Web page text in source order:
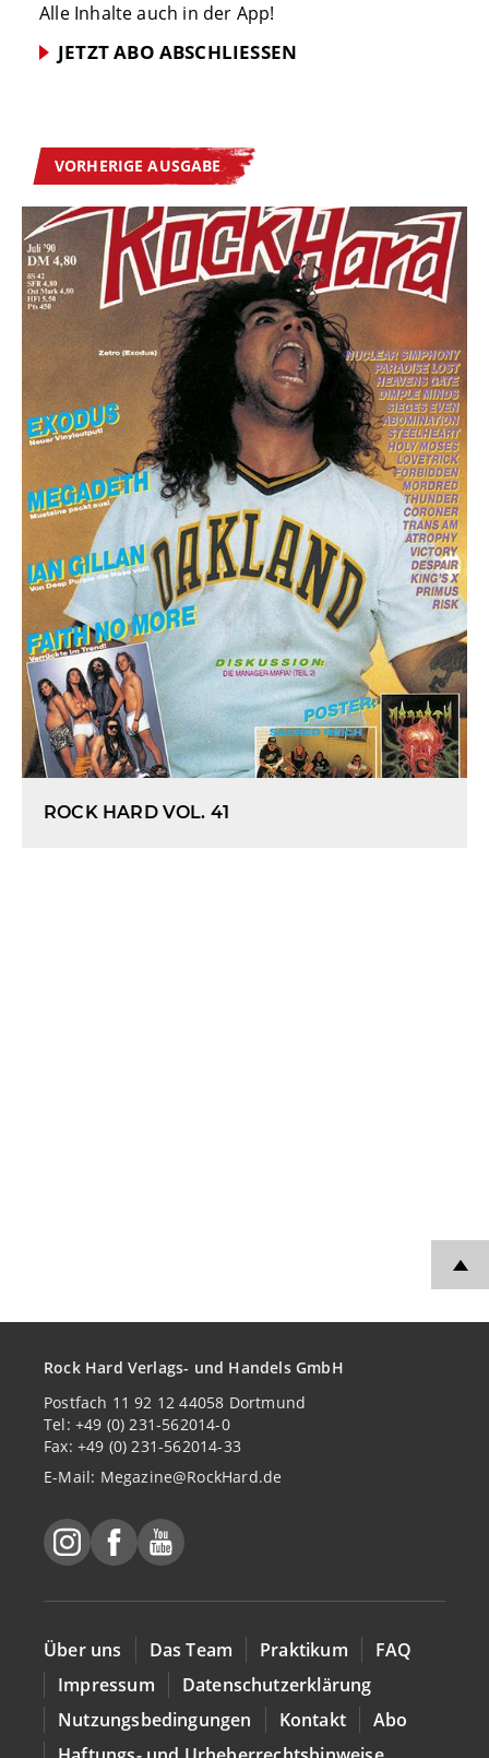
Alle Inhalte auch in der App!
JETZT ABO ABSCHLIESSEN
VORHERIGE AUSGABE
ROCK HARD VOL. 41
Rock Hard Verlags- und Handels GmbH
Postfach 11 92 12 44058 Dortmund
Tel: +49 (0) 231-562014-0
Fax: +49 (0) 231-562014-33
E-Mail: Megazine@RockHard.de
Über uns Das Team Praktikum
FAQ
Impressum
Datenschutzerklärung
Nutzungsbedingungen
Kontakt
Abo